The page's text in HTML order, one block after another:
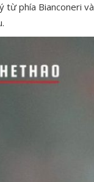
từ phía Bianconeri